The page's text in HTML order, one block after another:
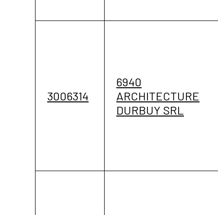
3006314
6940
ARCHITECTURE
DURBUY SRL